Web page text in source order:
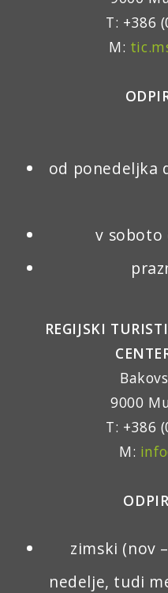
T: +386
M:
od ponedeljka
v soboto
REGIJSKI
9000
T: +386
M:
zimski (nov
nedelje, tudi